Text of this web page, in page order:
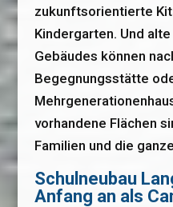
zukunftsorientierte
Kindergarten. Und
Gebäudes können
Begegnungsstätte
vorhandene Flächen
Familien und die
Schulneubau
Anfang an als